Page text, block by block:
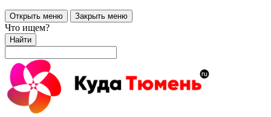
Открыть меню Закрыть меню
Что ищем?
Найти